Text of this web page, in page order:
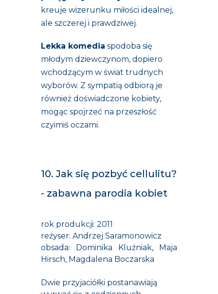
kreuje wizerunku miłości idealnej,
ale szczerej i prawdziwej.
Lekka komedia spodoba się
młodym dziewczynom, dopiero
wchodzącym w świat trudnych
wyborów. Z sympatią odbiorą je
również doświadczone kobiety,
mogąc spojrzeć na przeszłość
czyimiś oczami.
10. Jak się pozbyć cellulitu?
- zabawna parodia kobiet
rok produkcji: 2011
reżyser: Andrzej Saramonowicz
obsada: Dominika Kluźniak, Maja
Hirsch, Magdalena Boczarska
Dwie przyjaciółki postanawiają